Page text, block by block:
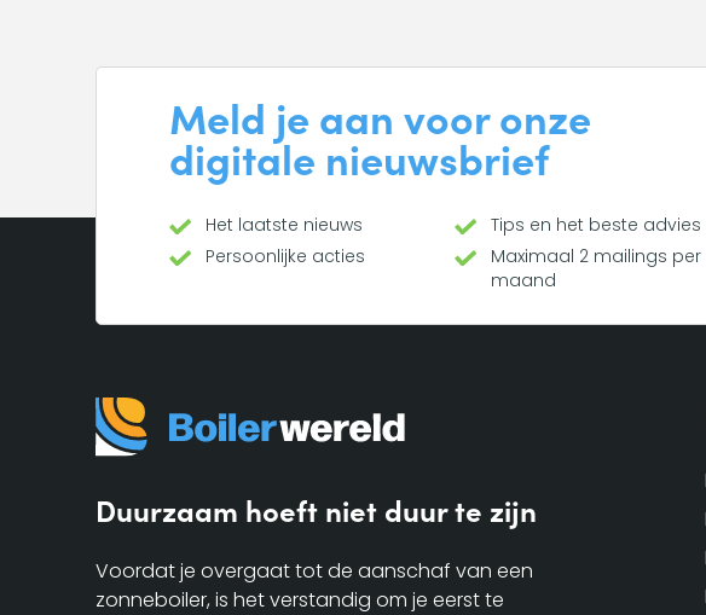
Meld je aan voor onze
digitale nieuwsbrief
Het laatste nieuws
Tips en het beste advies
Persoonlijke acties
Maximaal 2 mailings per
maand
Duurzaam hoeft niet duur te zijn
Voordat je overgaat tot de aanschaf van een
zonneboiler, is het verstandig om je eerst te